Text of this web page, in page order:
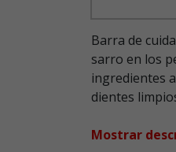
Barra de
sarro en los
ingredientes
dientes
Mostrar